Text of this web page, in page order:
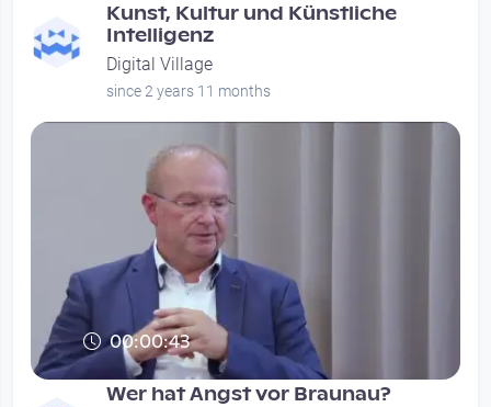
Kunst, Kultur und Künstliche
Intelligenz
Digital Village
since 2 years 11 months
00:00:43
Wer hat Angst vor Braunau?